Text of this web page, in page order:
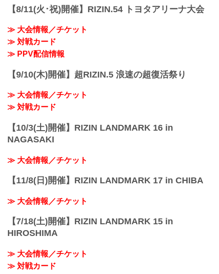
湘南美容クリニック presents RIZIN.37
日時
予定時間が前後することがありますので
ご了承ください。
【8/11(火･祝)開催】RIZIN.54 トヨタアリーナ大会
≫ 大会情報／チケット
≫ 対戦カード
≫ PPV配信情報
【9/10(木)開催】超RIZIN.5 浪速の超復活祭り
≫ 大会情報／チケット
≫ 対戦カード
【10/3(土)開催】RIZIN LANDMARK 16 in
NAGASAKI
≫ 大会情報／チケット
【11/8(日)開催】RIZIN LANDMARK 17 in CHIBA
≫ 大会情報／チケット
【7/18(土)開催】RIZIN LANDMARK 15 in
HIROSHIMA
≫ 大会情報／チケット
≫ 対戦カード